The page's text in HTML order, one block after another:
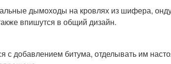
дымоходы на кровлях из шифера,
впишутся в общий дизайн.
с добавлением битума, отделывать им